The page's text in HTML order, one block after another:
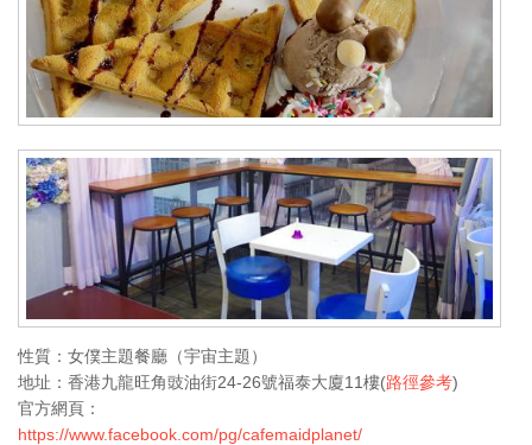
性質：女僕主題餐廳（宇宙主題）
地址：香港九龍旺角豉油街24-26號福泰大廈11樓(路徑參考)
官方網頁：
https://www.facebook.com/pg/cafemaidplanet/